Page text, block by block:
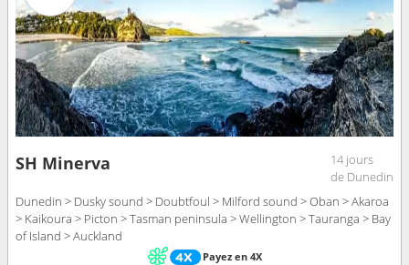
SH Minerva
14 jours
de Dunedin
Dunedin > Dusky sound > Doubtfoul > Milford sound > Oban > Akaroa
> Kaikoura > Picton > Tasman peninsula > Wellington > Tauranga > Bay
of Island > Auckland
Payez en 4X